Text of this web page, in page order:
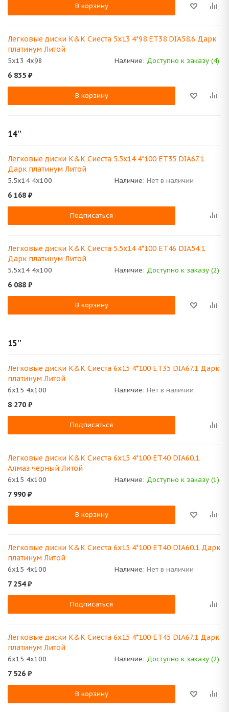
В корзину
Легковые диски K&K Сиеста 5x13 4*98 ET38 DIA58.6 Дарк
платинум Литой
5x13 4x98 Наличие: Доступно к заказу (4)
6 835 ₽
В корзину
14''
Легковые диски K&K Сиеста 5.5x14 4*100 ET35 DIA67.1
Дарк платинум Литой
5.5x14 4x100 Наличие: Нет в наличии
6 168 ₽
Подписаться
Легковые диски K&K Сиеста 5.5x14 4*100 ET46 DIA54.1
Дарк платинум Литой
5.5x14 4x100 Наличие: Доступно к заказу (2)
6 088 ₽
В корзину
15''
Легковые диски K&K Сиеста 6x15 4*100 ET35 DIA67.1 Дарк
платинум Литой
6x15 4x100 Наличие: Нет в наличии
8 270 ₽
Подписаться
Легковые диски K&K Сиеста 6x15 4*100 ET40 DIA60.1
Алмаз черный Литой
6x15 4x100 Наличие: Доступно к заказу (1)
7 990 ₽
В корзину
Легковые диски K&K Сиеста 6x15 4*100 ET40 DIA60.1 Дарк
платинум Литой
6x15 4x100 Наличие: Нет в наличии
7 254₽
Подписаться
Легковые диски K&K Сиеста 6x15 4*100 ET45 DIA67.1 Дарк
платинум Литой
6x15 4x100 Наличие: Доступно к заказу (2)
7 526 ₽
В корзину